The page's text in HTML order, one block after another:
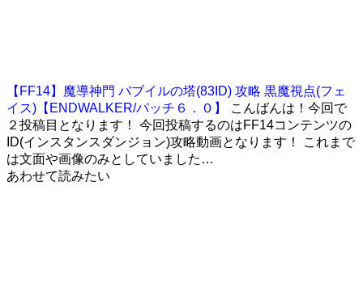
【FF14】魔導神門 バブイルの塔(83ID) 攻略 黒魔視点(フェ
イス)【ENDWALKER/パッチ６．０】
こんばんは！今回で
２投稿目となります！ 今回投稿するのはFF14コンテンツの
ID(インスタンスダンジョン)攻略動画となります！ これまで
は文面や画像のみとしていました…
あわせて読みたい